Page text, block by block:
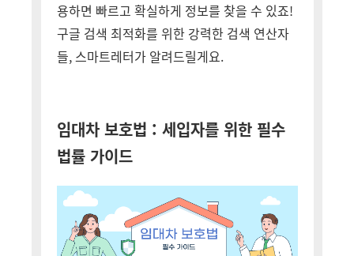
용하면 빠르고 확실하게 정보를 찾을 수 있죠!
구글 검색 최적화를 위한 강력한 검색 연산자
들, 스마트레터가 알려드릴게요.
임대차 보호법 : 세입자를 위한 필수
법률 가이드